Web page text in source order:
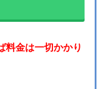
料金は一切かかり